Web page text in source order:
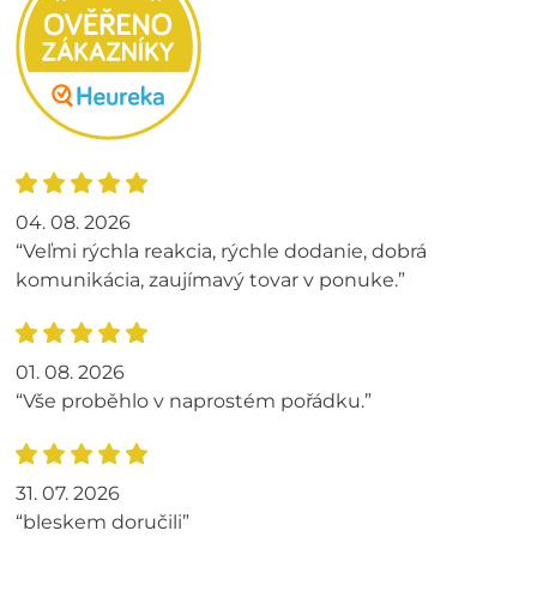
04. 08. 2026
“Veľmi rýchla reakcia, rýchle dodanie, dobrá
komunikácia, zaujímavý tovar v ponuke.”
01. 08. 2026
“Vše proběhlo v naprostém pořádku.”
31. 07. 2026
“bleskem doručili”